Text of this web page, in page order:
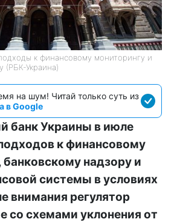
к финансовому мониторингу и
(РБК-Украина)
на шум! Читай только суть из
в Google
банк Украины в июле
к финансовому
надзору и
системы в условиях
внимания регулятор
со схемами уклонения от